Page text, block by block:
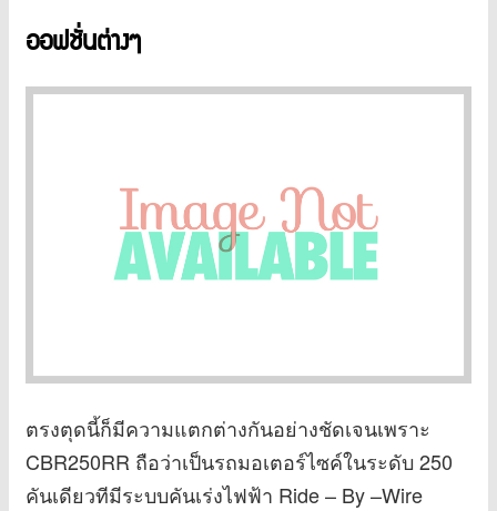
ออฟชั่นต่างๆ
ตรงตุดนี้ก็มีความแตกต่างกันอย่างชัดเจนเพราะ
CBR250RR ถือว่าเป็นรถมอเตอร์ไซค์ในระดับ 250
คันเดียวทีมีระบบคันเร่งไฟฟ้า Ride – By –Wire